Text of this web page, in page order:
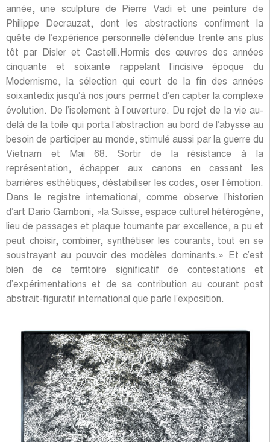
année, une sculpture de Pierre Vadi et une peinture de
Philippe Decrauzat, dont les abstractions confirment la
quête de l’expérience personnelle défendue trente ans plus
tôt par Disler et Castelli.Hormis des œuvres des années
cinquante et soixante rappelant l’incisive époque du
Modernisme, la sélection qui court de la fin des années
soixantedix jusqu’à nos jours permet d’en capter la complexe
évolution. De l’isolement à l’ouverture. Du rejet de la vie au-
delà de la toile qui porta l’abstraction au bord de l’abysse au
besoin de participer au monde, stimulé aussi par la guerre du
Vietnam et Mai 68. Sortir de la résistance à la
représentation, échapper aux canons en cassant les
barrières esthétiques, déstabiliser les codes, oser l’émotion.
Dans le registre international, comme observe l’historien
d’art Dario Gamboni, «la Suisse, espace culturel hétérogène,
lieu de passages et plaque tournante par excellence, a pu et
peut choisir, combiner, synthétiser les courants, tout en se
soustrayant au pouvoir des modèles dominants.» Et c’est
bien de ce territoire significatif de contestations et
d’expérimentations et de sa contribution au courant post
abstrait-figuratif international que parle l’exposition.